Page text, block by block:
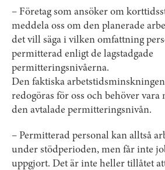
– Företag som ansöker om
meddela oss om den planerade
det vill säga i vilken omfattning
permitterad enligt de lagstadgade
permitteringsnivåerna.
Den faktiska
redogöras för oss och behöver
den avtalade permitteringsnivån.
– Permitterad personal kan alltså
under stödperioden, men får inte
uppgjort. Det är inte heller tillåtet